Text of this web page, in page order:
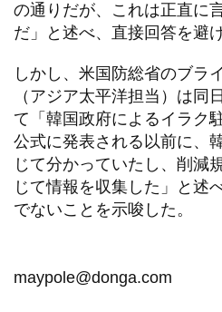
の通りだが、これは正直に
だ」と述べ、直接回答を避け
しかし、米国防総省のブラ
（アジア太平洋担当）は同
て「韓国政府によるイラク
公式に発表される以前に、
じて分かっていたし、削減
じて情報を収集した」と述
でないことを示唆した。
maypole@donga.com